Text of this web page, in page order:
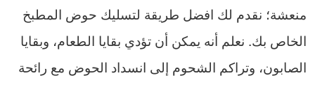
منعشة؛ نقدم لك افضل طريقة لتسليك حوض المطبخ
الخاص بك. نعلم أنه يمكن أن تؤدي بقايا الطعام، وبقايا
الصابون، وتراكم الشحوم إلى انسداد الحوض مع رائحة